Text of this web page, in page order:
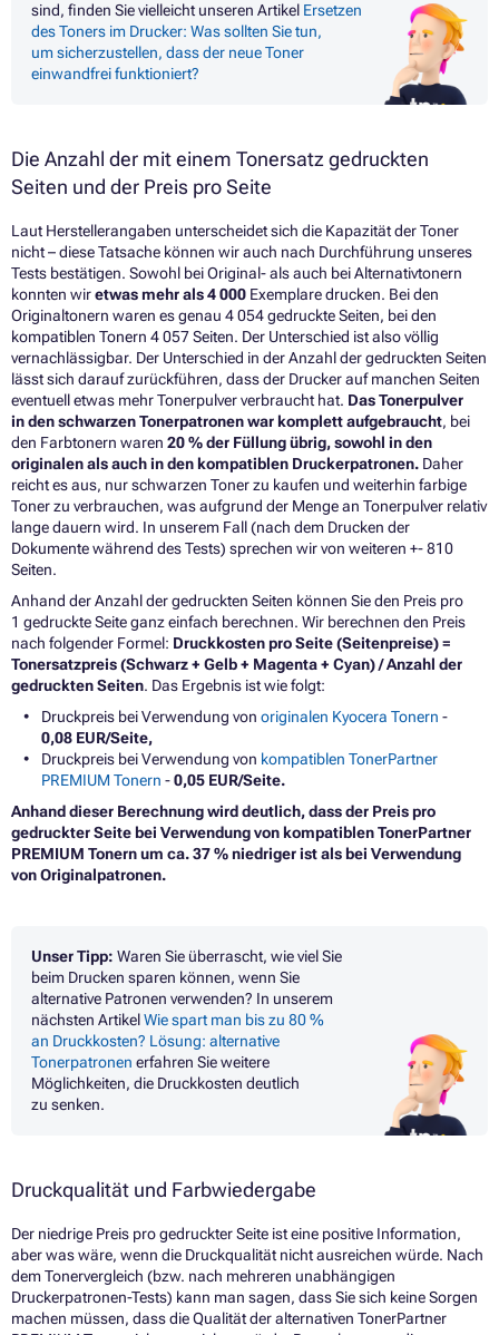
sind, finden Sie vielleicht unseren Artikel Ersetzen
des Toners im Drucker: Was sollten Sie tun,
um sicherzustellen, dass der neue Toner
einwandfrei funktioniert?
Die Anzahl der mit einem Tonersatz gedruckten
Seiten und der Preis pro Seite
Laut Herstellerangaben unterscheidet sich die Kapazität der Toner
nicht – diese Tatsache können wir auch nach Durchführung unseres
Tests bestätigen. Sowohl bei Original- als auch bei Alternativtonern
konnten wiretwas mehr als 4 000 Exemplare drucken. Bei den
Originaltonern waren es genau 4 054 gedruckte Seiten, bei den
kompatiblen Tonern 4 057 Seiten. Der Unterschied ist also völlig
vernachlässigbar. Der Unterschied in der Anzahl der gedruckten Seiten
lässt sich darauf zurückführen, dass der Drucker auf manchen Seiten
eventuell etwas mehr Tonerpulver verbraucht hat. Das Tonerpulver
in den schwarzen Tonerpatronen war komplett aufgebraucht, bei
den Farbtonern waren 20 % der Füllung übrig, sowohl in den
originalen als auch in den kompatiblen Druckerpatronen. Daher
reicht es aus, nur schwarzen Toner zu kaufen und weiterhin farbige
Toner zu verbrauchen, was aufgrund der Menge an Tonerpulver relativ
lange dauern wird. In unserem Fall (nach dem Drucken der
Dokumente während des Tests) sprechen wir von weiteren +- 810
Seiten.
Anhand der Anzahl der gedruckten Seiten können Sie den Preis pro
1 gedruckte Seite ganz einfach berechnen. Wir berechnen den Preis
nach folgender Formel: Druckkosten pro Seite (Seitenpreise) =
Tonersatzpreis (Schwarz + Gelb + Magenta + Cyan) / Anzahl der
gedruckten Seiten. Das Ergebnis ist wie folgt:
Druckpreis bei Verwendung von originalen Kyocera Tonern -
0,08 EUR/Seite,
Druckpreis bei Verwendung von kompatiblen TonerPartner
PREMIUM Tonern -0,05 EUR/Seite.
Anhand dieser Berechnung wird deutlich, dass der Preis pro
gedruckter Seite bei Verwendung von kompatiblen TonerPartner
PREMIUM Tonern um ca. 37 % niedriger ist als bei Verwendung
von Originalpatronen.
Unser Tipp: Waren Sie überrascht, wie viel Sie
beim Drucken sparen können, wenn Sie
alternative Patronen verwenden? In unserem
nächsten ArtikelWie spart man bis zu 80 %
an Druckkosten? Lösung: alternative
Tonerpatronen erfahren Sie weitere
Möglichkeiten, die Druckkosten deutlich
zu senken.
Druckqualität und Farbwiedergabe
Der niedrige Preis pro gedruckter Seite ist eine positive Information,
aber was wäre, wenn die Druckqualität nicht ausreichen würde. Nach
dem Tonervergleich (bzw. nach mehreren unabhängigen
Druckerpatronen-Tests) kann man sagen, dass Sie sich keine Sorgen
machen müssen, dass die Qualität der alternativen TonerPartner